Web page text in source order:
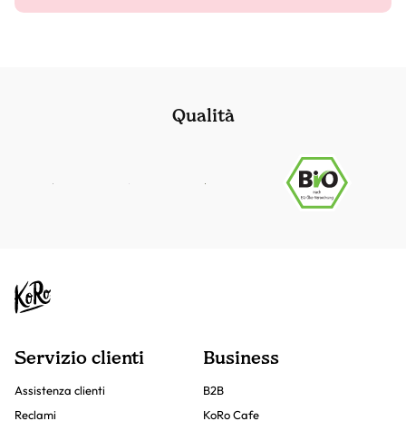
Qualità
Servizio clienti
Assistenza clienti
Reclami
Business
B2B
KoRo Cafe